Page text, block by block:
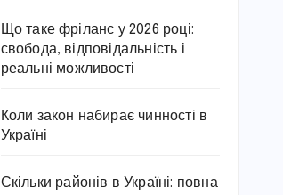
Що таке фріланс у 2026 році:
свобода, відповідальність і
реальні можливості
Коли закон набирає чинності в
Україні
Скільки районів в Україні: повна